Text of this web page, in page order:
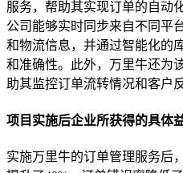
服务，帮助其实现订单的自动
公司能够实时同步来自不同平
和物流信息，并通过智能化的
和准确性。此外，万里牛还为
助其监控订单流转情况和客户
项目实施后企业所获得的具体
实施万里牛的订单管理服务后